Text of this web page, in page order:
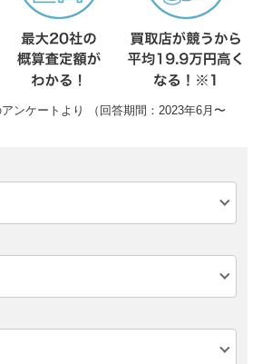
ンケートより （回答期間：2023年6月〜